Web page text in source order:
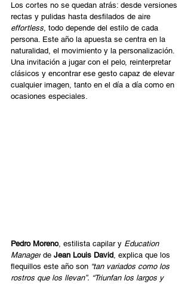
Los cortes no se quedan atrás: desde versiones
rectas y pulidas hasta desfilados de aire
effortless, todo depende del estilo de cada
persona. Este año la apuesta se centra en la
naturalidad, el movimiento y la personalización.
Una invitación a jugar con el pelo, reinterpretar
clásicos y encontrar ese gesto capaz de elevar
cualquier imagen, tanto en el día a día como en
ocasiones especiales.
Pedro Moreno, estilista capilar y Education
Manager de Jean Louis David, explica que los
flequillos este año son “tan variados como los
rostros que los llevan”. “Triunfan los largos y